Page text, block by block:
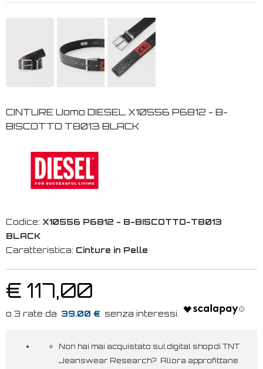
CINTURE Uomo DIESEL X10556 P6812 - B-
BISCOTTO T8013 BLACK
Codice: X10556 P6812 - B-BISCOTTO-T8013
BLACK
Caratteristica: Cinture in Pelle
€ 117,00
39.00 €
Non hai mai acquistato sul digital shop di TNT
Jeanswear Research? Allora approfittane